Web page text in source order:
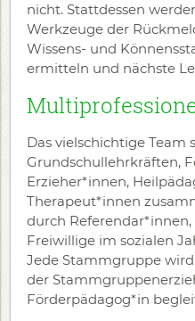
nicht. Stattdessen
Werkzeuge der
Wissens- und
ermitteln und nächste
Das vielschichtige Team
Grundschullehrkräften,
Erzieher*innen,
Therapeut*innen
durch
Freiwillige im sozialen
Jede Stammgruppe
der
Förderpädagog*in